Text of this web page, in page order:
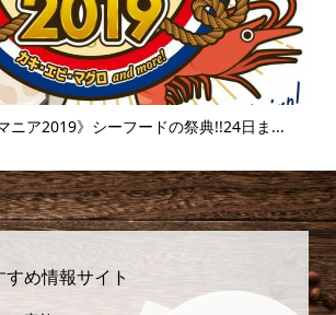
ニア2019》シーフードの祭典!!24日ま...
め情報サイト